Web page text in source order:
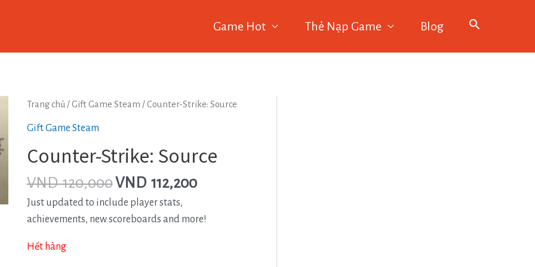
Game Hot Thẻ Nạp Game Blog
Trang chủ /Gift Game Steam / Counter-Strike: Source
Gift Game Steam
Counter-Strike: Source
VND120,000VND 112,200
Just updated to include player stats,
achievements, new scoreboards and more!
Hết hàng